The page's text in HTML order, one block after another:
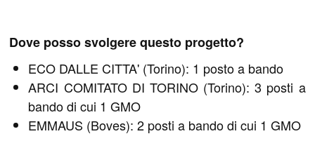
Dove posso svolgere questo progetto?
ECO DALLE CITTA' (Torino): 1 posto a bando
ARCI COMITATO DI TORINO (Torino): 3 posti a
bando di cui 1 GMO
EMMAUS (Boves): 2 posti a bando di cui 1 GMO